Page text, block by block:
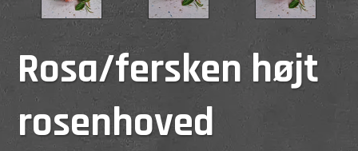
Rosa/fersken højt
rosenhoved